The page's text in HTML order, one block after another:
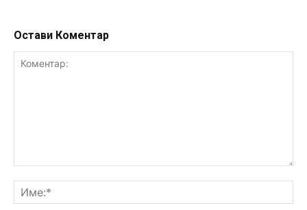
Остави Коментар